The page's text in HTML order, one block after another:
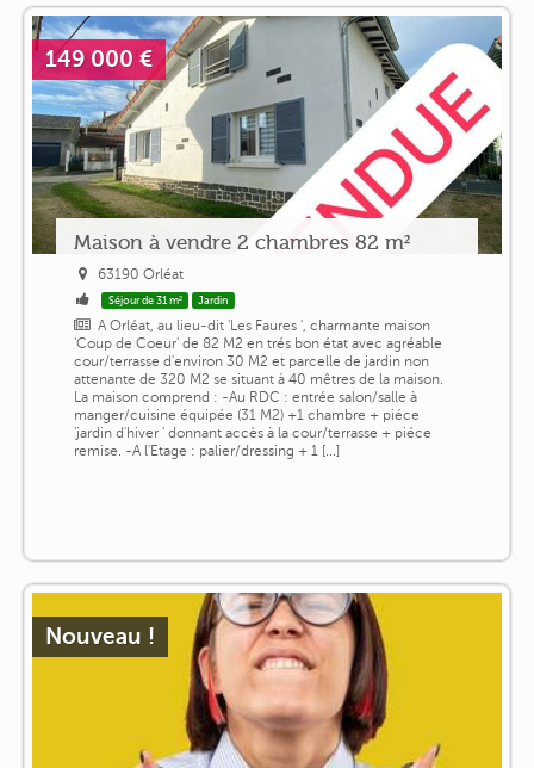
149 000 €
Maison à vendre 2 chambres 82 m²
63190 Orléat
Séjour de 31 m² Jardin
A Orléat, au lieu-dit 'Les Faures ', charmante maison
'Coup de Coeur' de 82 M2 en trés bon état avec agréable
cour/terrasse d'environ 30 M2 et parcelle de jardin non
attenante de 320 M2 se situant à 40 mêtres de la maison.
La maison comprend : -Au RDC : entrée salon/salle à
manger/cuisine équipée (31 M2) +1 chambre + piéce
'jardin d'hiver ' donnant accès à la cour/terrasse + piéce
remise. -A l'Etage : palier/dressing + 1 [...]
Nouveau !